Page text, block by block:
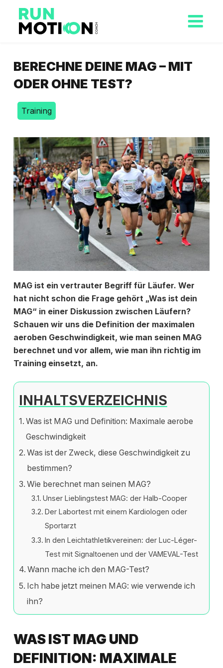
BERECHNE DEINE MAG – MIT
ODER OHNE TEST?
Training
MAG ist ein vertrauter Begriff für Läufer. Wer
hat nicht schon die Frage gehört „Was ist dein
MAG“ in einer Diskussion zwischen Läufern?
Schauen wir uns die Definition der maximalen
aeroben Geschwindigkeit, wie man seinen MAG
berechnet und vor allem, wie man ihn richtig im
Training einsetzt, an.
INHALTSVERZEICHNIS
Was ist MAG und Definition: Maximale aerobe
Geschwindigkeit
Was ist der Zweck, diese Geschwindigkeit zu
bestimmen?
Wie berechnet man seinen MAG?
Unser Lieblingstest MAG: der Halb-Cooper
Der Labortest mit einem Kardiologen oder
Sportarzt
In den Leichtathletikvereinen: der Luc-Léger-
Test mit Signaltoenen und der VAMEVAL-Test
Wann mache ich den MAG-Test?
Ich habe jetzt meinen MAG: wie verwende ich
ihn?
WAS IST MAG UND
DEFINITION: MAXIMALE